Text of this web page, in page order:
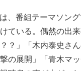
、番組テーマソン
ている。偶然の出
？」「木内泰史さ
の展開」「青木マ